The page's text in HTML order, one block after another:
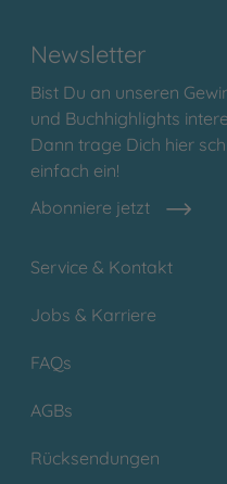
Newsletter
Bist Du an unseren
und Buchhighlights
Dann trage Dich hier
einfach ein!
Abonniere jetzt
Service & Kontakt
Jobs & Karriere
FAQs
AGBs
Rücksendungen